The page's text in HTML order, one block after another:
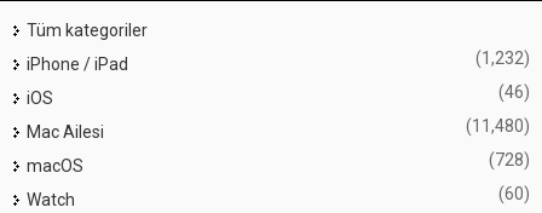
Tüm kategoriler
iPhone / iPad
(1,232)
iOS (46)
Mac Ailesi (11,480)
macOS (728)
Watch (60)